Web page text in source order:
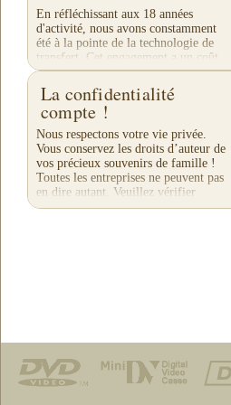
En réfléchissant aux 18 années
d'activité, nous avons constamment
été à la pointe de la technologie de
transfert. Cet engagement a un coût,
mais il est nécessaire pour continuer à
livrer un...
La confidentialité
compte !
Nous respectons votre vie privée.
Vous conservez les droits d’auteur de
vos précieux souvenirs de famille !
Toutes les entreprises ne peuvent pas
en dire autant. Veuillez vérifier
leurs...